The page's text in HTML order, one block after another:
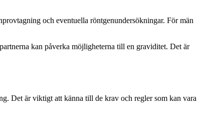
och eventuella röntgenundersökningar. För män
kan påverka möjligheterna till en graviditet. Det är
Det är viktigt att känna till de krav och regler som kan vara